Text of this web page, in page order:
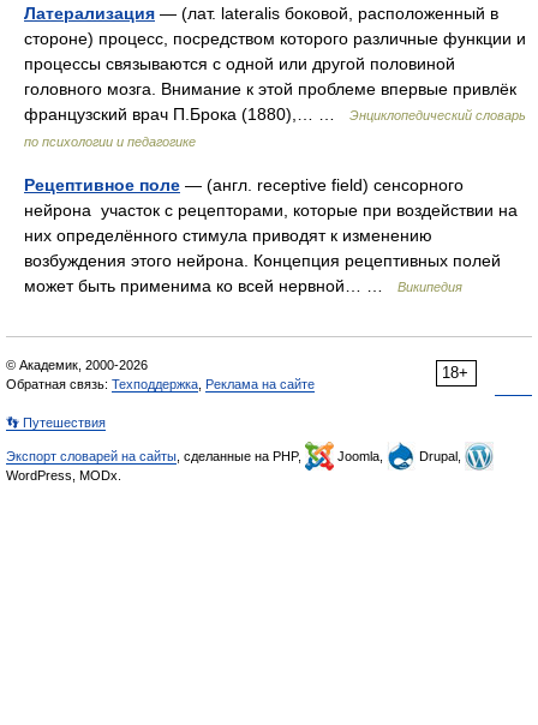
Латерализация — (лат. lateralis боковой, расположенный в
стороне) процесс, посредством которого различные функции и
процессы связываются с одной или другой половиной
головного мозга. Внимание к этой проблеме впервые привлёк
французский врач П.Брока (1880),… …
Энциклопедический словарь
по психологии и педагогике
Рецептивное поле — (англ. receptive field) сенсорного
нейрона участок с рецепторами, которые при воздействии на
них определённого стимула приводят к изменению
возбуждения этого нейрона. Концепция рецептивных полей
может быть применима ко всей нервной… …
Википедия
18+
© Академик, 2000-2026
Обратная связь: Техподдержка Реклама на сайте
👣 Путешествия
Экспорт словарей на сайты , сделанные на PHP, Joomla,
Drupal,
WordPress, MODx.